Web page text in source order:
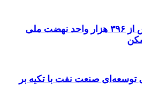
تأمین مالی بیش از ۳۹۶ هزار واحد نهضت ملی
توسعه‌ای صنعت نفت با تکیه بر